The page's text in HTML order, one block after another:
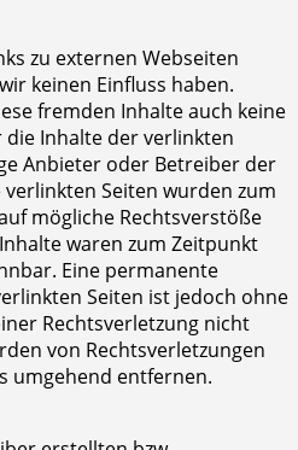
zu externen Webseiten
keinen Einfluss haben.
fremden Inhalte auch keine
Inhalte der verlinkten
Anbieter oder Betreiber der
Seiten wurden zum
mögliche Rechtsverstöße
waren zum Zeitpunkt
Eine permanente
Seiten ist jedoch ohne
Rechtsverletzung nicht
von Rechtsverletzungen
umgehend entfernen.